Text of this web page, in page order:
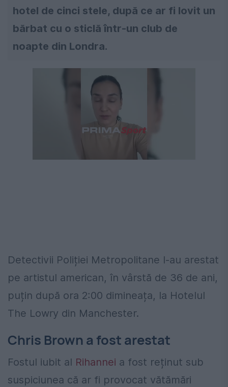
hotel de cinci stele, după ce ar fi lovit un
bărbat cu o sticlă într-un club de
noapte din Londra.
Detectivii Poliției Metropolitane l-au arestat
pe artistul american, în vârstă de 36 de ani,
puțin după ora 2:00 dimineața, la Hotelul
The Lowry din Manchester.
Chris Brown a fost arestat
Fostul iubit al Rihannei a fost reținut sub
suspiciunea că ar fi provocat vătămări